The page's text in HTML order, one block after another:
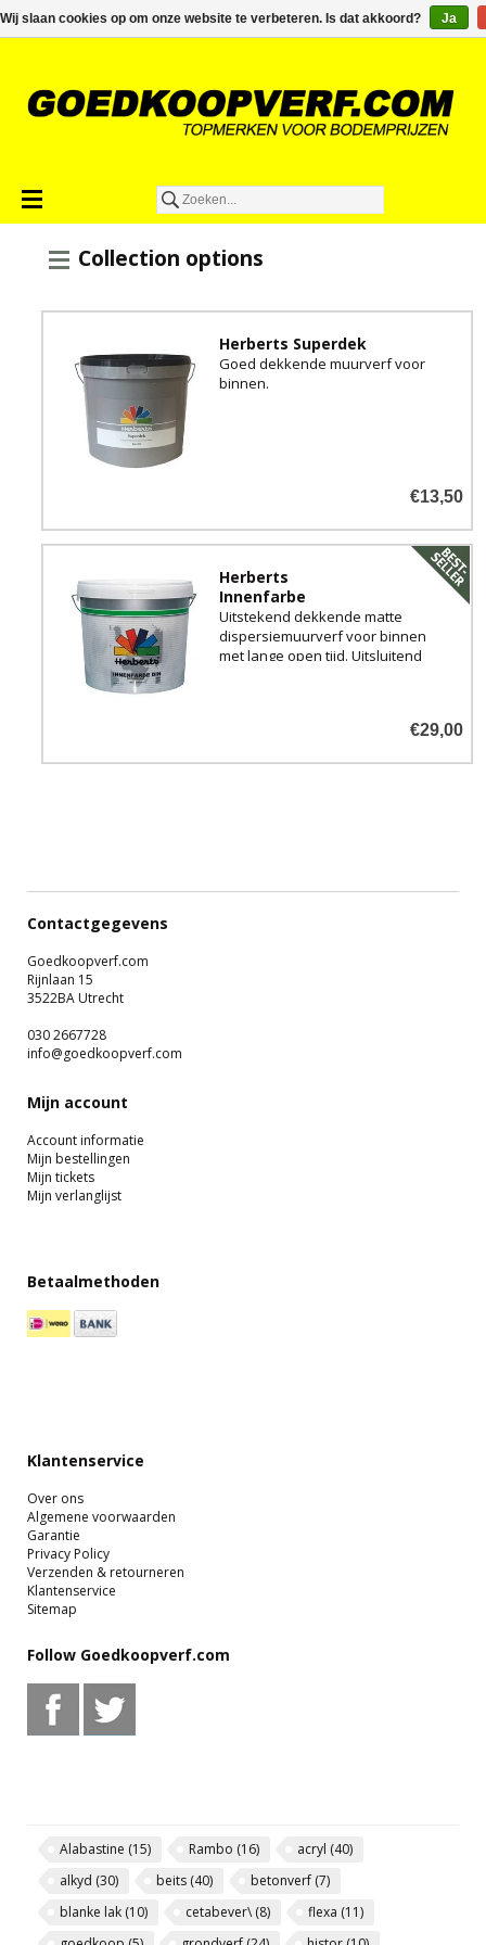
€0,00
Collection options
Herberts Superdek
Goed dekkende muurverf voor
binnen.
€13,50
Herberts
Innenfarbe
Uitstekend dekkende matte
dispersiemuurverf voor binnen
met lange open tijd. Uitsluitend
€29,00
Contactgegevens
Goedkoopverf.com
Rijnlaan 15
3522BA Utrecht
030 2667728
info@goedkoopverf.com
Mijn account
Account informatie
Mijn bestellingen
Mijn tickets
Mijn verlanglijst
Betaalmethoden
Klantenservice
Over ons
Algemene voorwaarden
Garantie
Privacy Policy
Verzenden & retourneren
Klantenservice
Sitemap
Follow Goedkoopverf.com
Alabastine (15) Rambo (16) acryl (40)
alkyd (30) beits (40) betonverf (7)
blanke lak (10) cetabever\(8) flexa (11)
Wij slaan cookies op om onze website te verbeteren. Is dat akkoord? Ja